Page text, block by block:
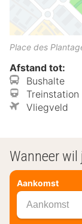
Place des
Afstand tot:
Bushalte
Treinstation
Vliegveld
Wanneer wil
Aankomst
Aankomst